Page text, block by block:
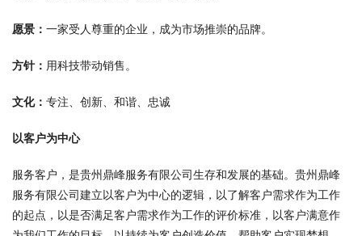
愿景： 一家受人尊重的企业，成为市场推崇的品牌。
方针： 用科技带动销售。
文化： 专注、创新、和谐、忠诚
以客户为中心
服务客户，是贵州鼎峰服务有限公司生存和发展的基础。贵州鼎峰
服务有限公司建立以客户为中心的逻辑，以了解客户需求作为工作
的起点，以是否满足客户需求作为工作的评价标准，以客户满意作